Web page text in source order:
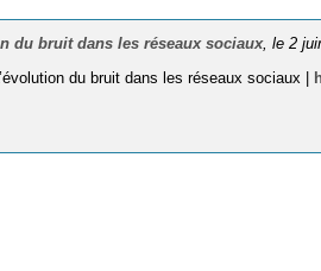
du bruit dans les réseaux sociaux, le 2
du bruit dans les réseaux sociaux |